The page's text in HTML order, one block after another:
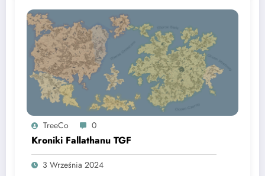
TreeCo 0
Kroniki Fallathanu TGF
3 Września 2024